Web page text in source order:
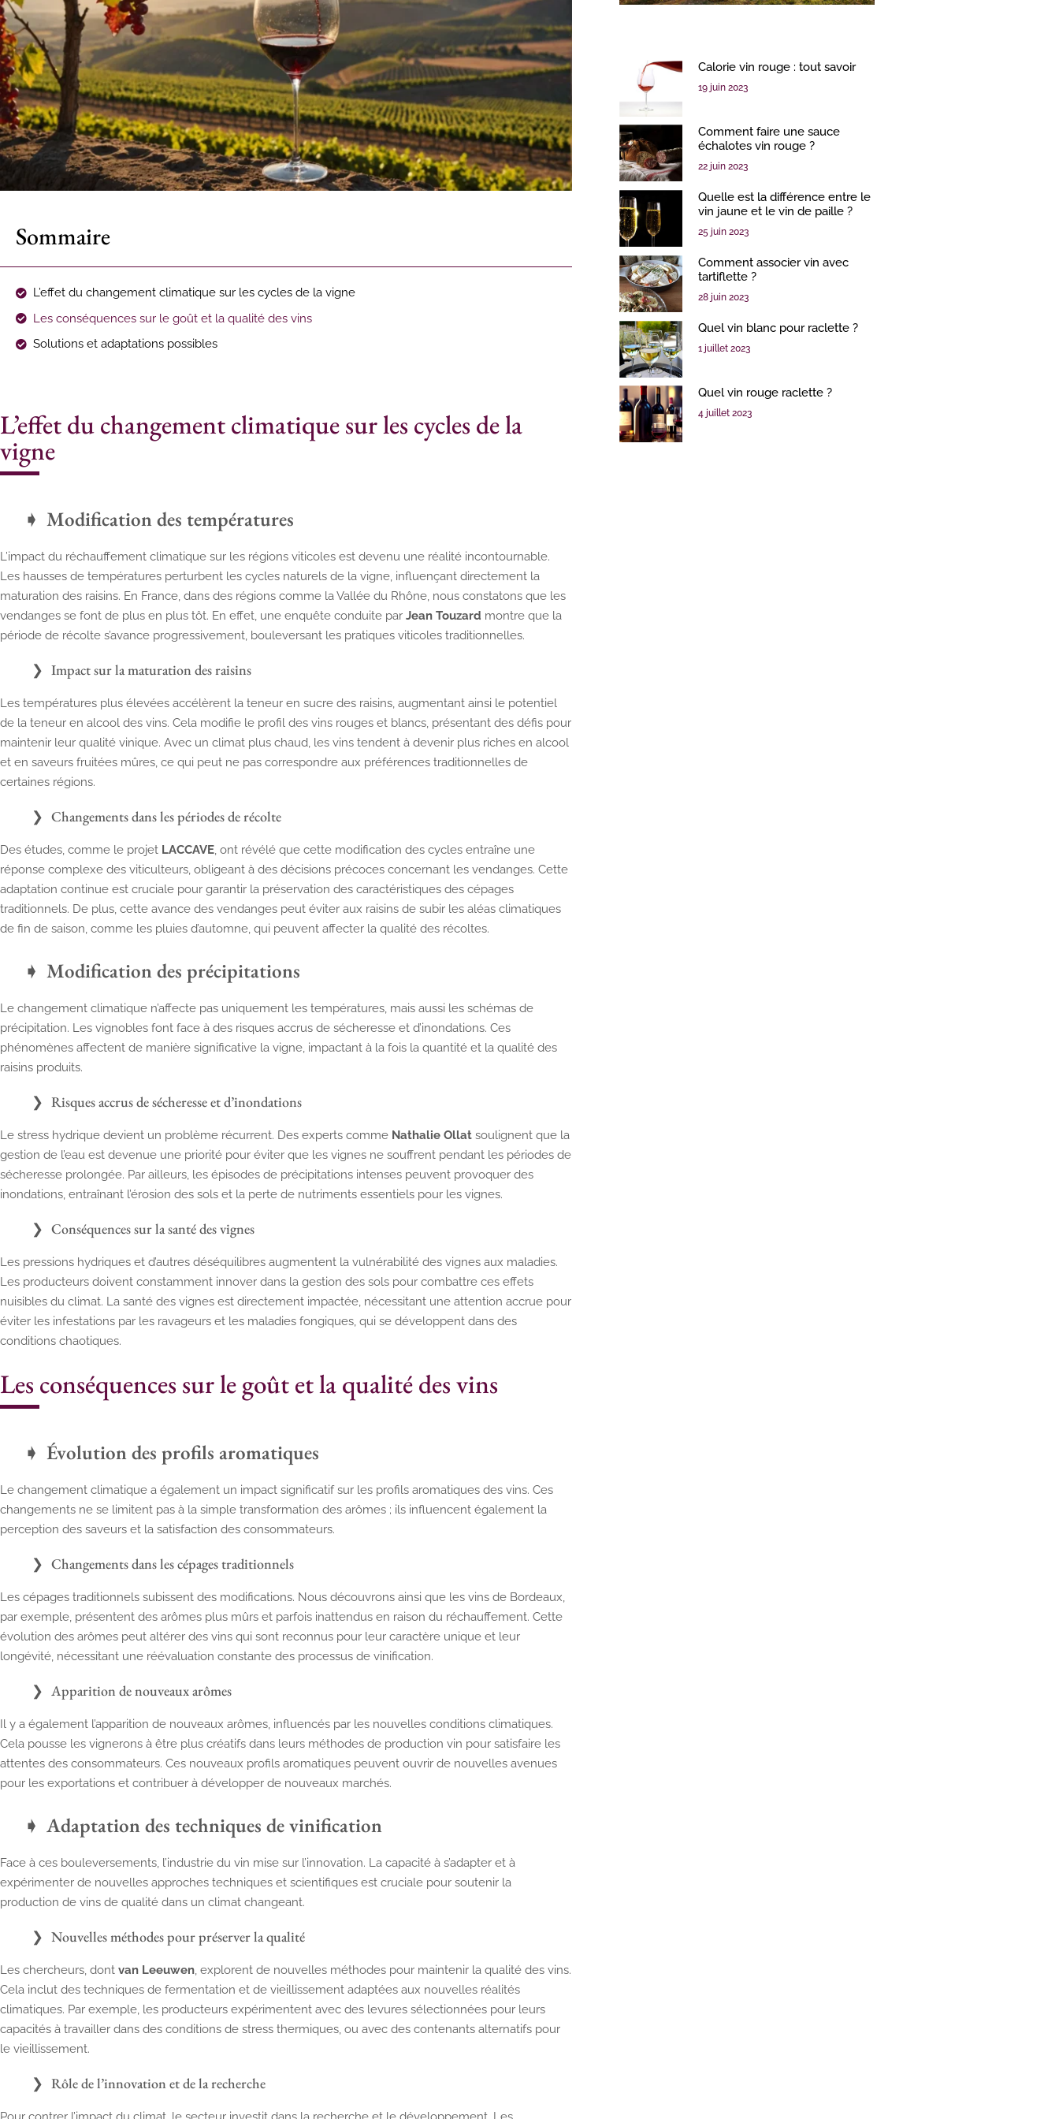
Sommaire
L’effet du changement climatique sur les cycles de la vigne
Les conséquences sur le goût et la qualité des vins
Solutions et adaptations possibles
L’effet du changement climatique sur les cycles de la
vigne
Modification des températures
L’impact du réchauffement climatique sur les régions viticoles est devenu une réalité incontournable.
Les hausses de températures perturbent les cycles naturels de la vigne, influençant directement la
maturation des raisins. En France, dans des régions comme la Vallée du Rhône, nous constatons que les
vendanges se font de plus en plus tôt. En effet, une enquête conduite par Jean Touzard montre que la
période de récolte s’avance progressivement, bouleversant les pratiques viticoles traditionnelles.
Impact sur la maturation des raisins
Les températures plus élevées accélèrent la teneur en sucre des raisins, augmentant ainsi le potentiel
de la teneur en alcool des vins. Cela modifie le profil des vins rouges et blancs, présentant des défis pour
maintenir leur qualité vinique. Avec un climat plus chaud, les vins tendent à devenir plus riches en alcool
et en saveurs fruitées mûres, ce qui peut ne pas correspondre aux préférences traditionnelles de
certaines régions.
Changements dans les périodes de récolte
Des études, comme le projet LACCAVE, ont révélé que cette modification des cycles entraîne une
réponse complexe des viticulteurs, obligeant à des décisions précoces concernant les vendanges. Cette
adaptation continue est cruciale pour garantir la préservation des caractéristiques des cépages
traditionnels. De plus, cette avance des vendanges peut éviter aux raisins de subir les aléas climatiques
de fin de saison, comme les pluies d’automne, qui peuvent affecter la qualité des récoltes.
Modification des précipitations
Le changement climatique n’affecte pas uniquement les températures, mais aussi les schémas de
précipitation. Les vignobles font face à des risques accrus de sécheresse et d’inondations. Ces
phénomènes affectent de manière significative la vigne, impactant à la fois la quantité et la qualité des
raisins produits.
Risques accrus de sécheresse et d’inondations
Le stress hydrique devient un problème récurrent. Des experts comme Nathalie Ollat soulignent que la
gestion de l’eau est devenue une priorité pour éviter que les vignes ne souffrent pendant les périodes de
sécheresse prolongée. Par ailleurs, les épisodes de précipitations intenses peuvent provoquer des
inondations, entraînant l’érosion des sols et la perte de nutriments essentiels pour les vignes.
Conséquences sur la santé des vignes
Les pressions hydriques et d’autres déséquilibres augmentent la vulnérabilité des vignes aux maladies.
Les producteurs doivent constamment innover dans la gestion des sols pour combattre ces effets
nuisibles du climat. La santé des vignes est directement impactée, nécessitant une attention accrue pour
éviter les infestations par les ravageurs et les maladies fongiques, qui se développent dans des
conditions chaotiques.
Les conséquences sur le goût et la qualité des vins
Évolution des profils aromatiques
Le changement climatique a également un impact significatif sur les profils aromatiques des vins. Ces
changements ne se limitent pas à la simple transformation des arômes ; ils influencent également la
perception des saveurs et la satisfaction des consommateurs.
Changements dans les cépages traditionnels
Les cépages traditionnels subissent des modifications. Nous découvrons ainsi que les vins de Bordeaux,
par exemple, présentent des arômes plus mûrs et parfois inattendus en raison du réchauffement. Cette
évolution des arômes peut altérer des vins qui sont reconnus pour leur caractère unique et leur
longévité, nécessitant une réévaluation constante des processus de vinification.
Apparition de nouveaux arômes
Il y a également l’apparition de nouveaux arômes, influencés par les nouvelles conditions climatiques.
Cela pousse les vignerons à être plus créatifs dans leurs méthodes de production vin pour satisfaire les
attentes des consommateurs. Ces nouveaux profils aromatiques peuvent ouvrir de nouvelles avenues
pour les exportations et contribuer à développer de nouveaux marchés.
Adaptation des techniques de vinification
Face à ces bouleversements, l’industrie du vin mise sur l’innovation. La capacité à s’adapter et à
expérimenter de nouvelles approches techniques et scientifiques est cruciale pour soutenir la
production de vins de qualité dans un climat changeant.
Nouvelles méthodes pour préserver la qualité
Les chercheurs, dont van Leeuwen, explorent de nouvelles méthodes pour maintenir la qualité des vins.
Cela inclut des techniques de fermentation et de vieillissement adaptées aux nouvelles réalités
climatiques. Par exemple, les producteurs expérimentent avec des levures sélectionnées pour leurs
capacités à travailler dans des conditions de stress thermiques, ou avec des contenants alternatifs pour
le vieillissement.
Rôle de l’innovation et de la recherche
Calorie vin rouge : tout savoir
19 juin 2023
Comment faire une sauce
échalotes vin rouge ?
22 juin 2023
Quelle est la différence entre le
vin jaune et le vin de paille ?
25 juin 2023
Comment associer vin avec
tartiflette ?
28 juin 2023
Quel vin blanc pour raclette ?
1 juillet 2023
Quel vin rouge raclette ?
4 juillet 2023